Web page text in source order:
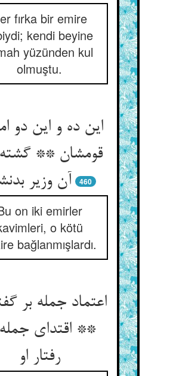
fırka bir emire
kendi beyine
yüzünden kul
olmuştu.
این ده و این دو
قومشان ** گشته
460
on iki emirler
o kötü
bağlanmışlardı.
اعتماد جمله بر
** اقتدای جمله
رفتار او